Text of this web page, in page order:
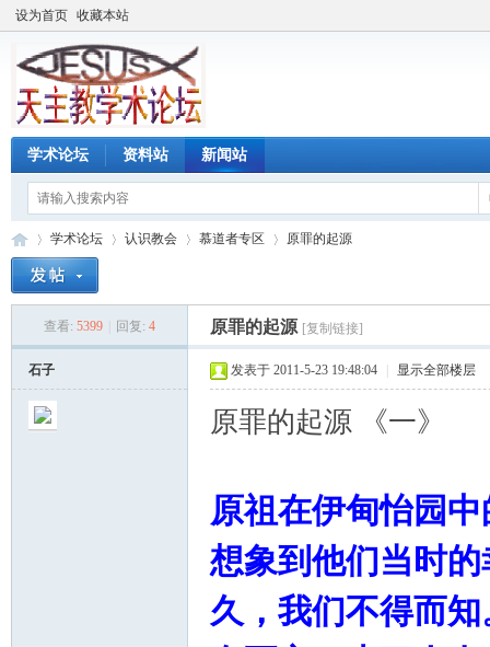
设为首页 收藏本站
学术论坛 资料站 新闻站
学术论坛 认识教会 慕道者专区
›
原罪的起源
查看: 5399 回复: 4 原罪的起源 [复制链接]
石子 发表于 2011-5-23 19:48:04 显示全部楼层
原罪的起源 《一》
原祖在伊甸怡园
想象到他们当时
久，我们不得而